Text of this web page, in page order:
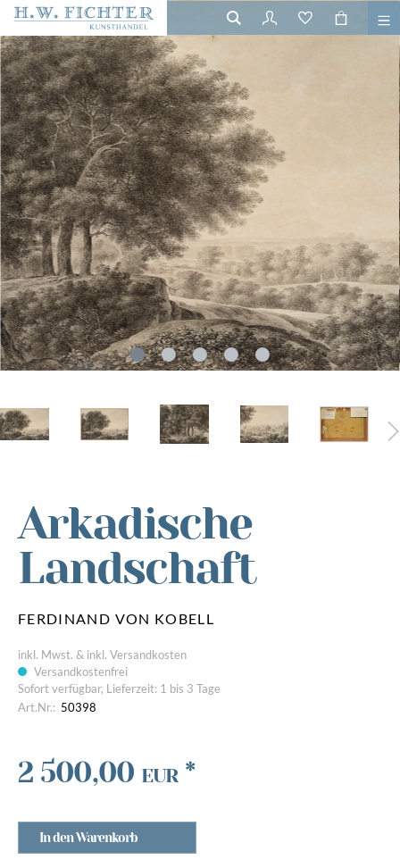
Arkadische
Landschaft
FERDINAND VON KOBELL
inkl. Mwst. & inkl. Versandkosten
Versandkostenfrei
Sofort verfügbar, Lieferzeit: 1 bis 3 Tage
Art.Nr.: 50398
2 500,00 EUR *
In den Warenkorb